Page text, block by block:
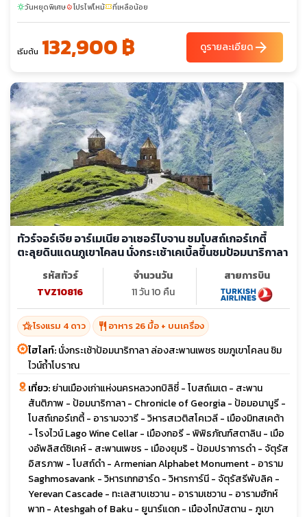
(SEVANAVANK) - เมืองน้ำแร่เจอร์มุก - คันซอเรฟท์ - กระเช้าไฟฟ้า
ทาเทฟ (ยาวที่สุดในโลก)มหาวิหารทาเทฟกลางหุบเขา – โนราแวงค์ -
เยเรวาน - เมืองเอชมีอัดซิน – มหาวิหารซวาร์ตโนทส์ชมเมืองเยเรวาน
- เดอะคาสเคส - น้ำพุเต้นระบำ
sunnyวันหยุดพิเศษlocal_fire_departmentโปรไฟไหม้confirmation_numberที่เหลือน้อย
เริ่มต้น 132,900 ฿ ดูรายละเอียดarrow_forward
ทัวร์จอร์เจีย อาร์เมเนีย อาเซอร์ไบจาน ชมโบสถ์เกอร์เกตี้
ตะลุยดินแดนภูเขาโคลน นั่งกระเช้าเคเบิ้ลขึ้นชมป้อมนาริกาลา
รหัสทัวร์
TVZ10816
จำนวนวัน
11 วัน 10 คืน
สายการบิน
hotel_classโรงแรม 4 ดาว restaurant อาหาร 26 มื้อ + บนเครื่อง
ไฮไลท์:นั่งกระเช้าป้อมนาริกาลา ล่องสะพานเพชร ชมภูเขาโคลน ชิม
ไวน์ถ้ำโบราณ
เที่ยว:ย่านเมืองเก่าแห่งนครหลวงทบิลิซี่ - โบสถ์เมเต - สะพาน
สันติภาพ - ป้อมนาริกาลา - Chronicle of Georgia - ป้อมอนานูรี -
โบสถ์เกอร์เกตี้ - อารามจวารี - วิหารสเวติสโคเวลี - เมืองมิทสเคต้า
- โรงไวน์ Lago Wine Cellar - เมืองกอรี - พิพิธภัณฑ์สตาลิน - เมือ
งอัพลิสต์ซิเคห์ - สะพานเพชร - เมืองยุมริ - ป้อมปราการดำ - จัตุรัส
อิสรภาพ - โบสถ์ดำ - Armenian Alphabet Monument - อาราม
Saghmosavank - วิหารเกกฮาร์ด - วิหารการ์นี - จัตุรัสรีพับลิค -
Yerevan Cascade - ทะเลสาบเซวาน - อารามเซวาน - อารามฮักห์
พาท - Ateshgah of Baku - ยูนาร์แดก - เมืองโกบัสตาน - ภูเขา